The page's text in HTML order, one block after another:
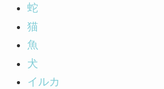
蛇
猫
魚
犬
イルカ